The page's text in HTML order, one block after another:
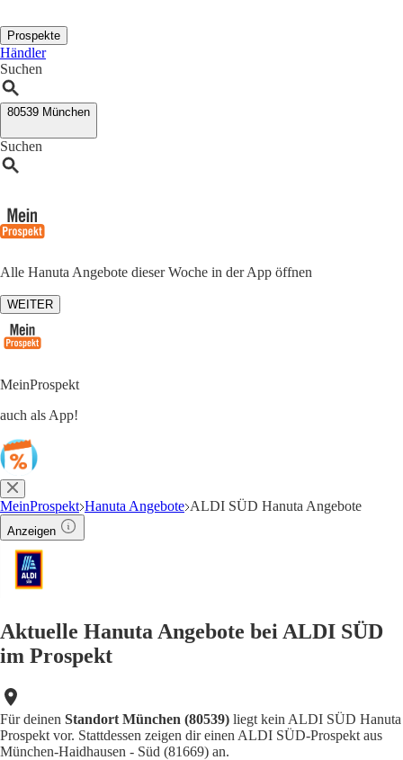
Prospekte
Händler
Suchen
80539 München
Suchen
Alle Hanuta Angebote dieser Woche in der App öffnen
WEITER
MeinProspekt
auch als App!
MeinProspekt Hanuta Angebote ALDI SÜD Hanuta Angebote
Anzeigen
Aktuelle Hanuta Angebote bei ALDI SÜD
im Prospekt
Für deinen Standort München (80539) liegt kein ALDI SÜD Hanuta
Prospekt vor. Stattdessen zeigen dir einen ALDI SÜD-Prospekt aus
München-Haidhausen - Süd (81669) an.